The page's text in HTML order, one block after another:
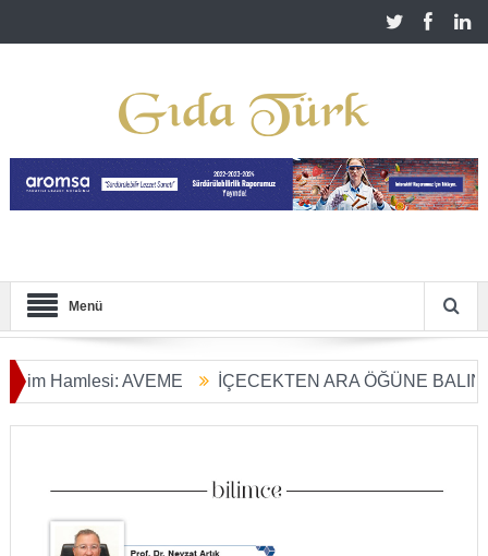
Menü
AVEME İÇECEKTEN ARA ÖĞÜNE BALIN
Dönüşümü Başladı